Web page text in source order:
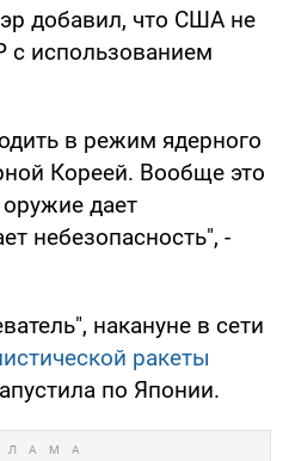
добавил, что США не
с использованием
в режим ядерного
Кореей. Вообще это
дает
небезопасность", -
накануне в сети
ракеты
по Японии.